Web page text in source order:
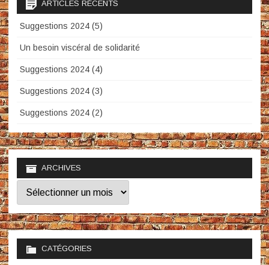
ARTICLES RÉCENTS
Suggestions 2024 (5)
Un besoin viscéral de solidarité
Suggestions 2024 (4)
Suggestions 2024 (3)
Suggestions 2024 (2)
ARCHIVES
Archives
CATÉGORIES